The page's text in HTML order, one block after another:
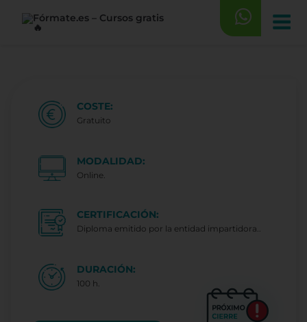
COSTE:
Gratuito
MODALIDAD:
Online.
CERTIFICACIÓN:
Diploma emitido por la entidad impartidora..
DURACIÓN:
100 h.